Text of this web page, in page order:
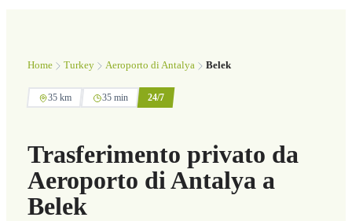
Home Turkey Aeroporto di Antalya Belek
35 km 35 min 24/7
Trasferimento privato da
Aeroporto di Antalya a
Belek